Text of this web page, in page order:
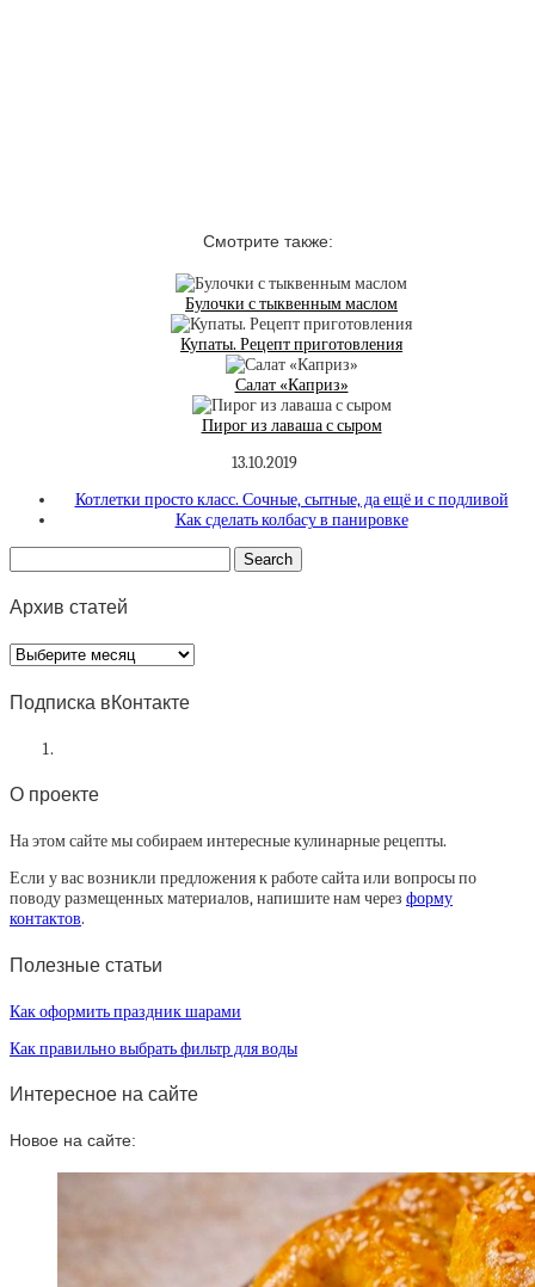
Смотрите также:
Булочки с тыквенным маслом
Купаты. Рецепт приготовления
Салат «Каприз»
Пирог из лаваша с сыром
13.10.2019
Котлетки просто класс. Сочные, сытные, да ещё и с подливой
Как сделать колбасу в панировке
Архив статей
Архив
статей
Подписка вКонтакте
О проекте
На этом сайте мы собираем интересные кулинарные рецепты.
Если у вас возникли предложения к работе сайта или вопросы по
поводу размещенных материалов, напишите нам через форму
контактов.
Полезные статьи
Как оформить праздник шарами
Как правильно выбрать фильтр для воды
Интересное на сайте
Новое на сайте: